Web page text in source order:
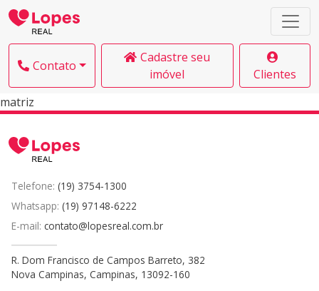
Contato
Cadastre seu
imóvel
Clientes
matriz
Telefone: (19) 3754-1300
Whatsapp: (19) 97148-6222
E-mail: contato@lopesreal.com.br
R. Dom Francisco de Campos Barreto, 382
Nova Campinas, Campinas, 13092-160